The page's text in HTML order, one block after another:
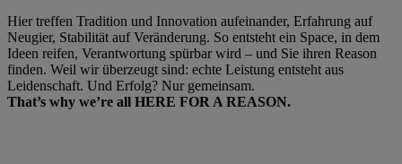
Hier treffen Tradition und Innovation aufeinander, Erfahrung auf
Neugier, Stabilität auf Veränderung. So entsteht ein Space, in dem
Ideen reifen, Verantwortung spürbar wird – und Sie ihren Reason
finden. Weil wir überzeugt sind: echte Leistung entsteht aus
Leidenschaft. Und Erfolg? Nur gemeinsam.
That’s why we’re all HERE FOR A REASON.